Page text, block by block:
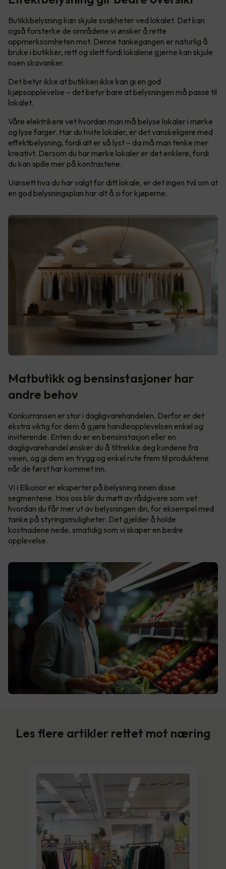
Butikkbelysning kan skjule svakheter ved lokalet. Det kan
også forsterke de områdene vi ønsker å rette
oppmerksomheten mot. Denne tankegangen er naturlig å
bruke i butikker, rett og slett fordi lokalene gjerne kan skjule
noen skavanker.
Det betyr ikke at butikken ikke kan gi en god
kjøpsopplevelse – det betyr bare at belysningen må passe til
lokalet.
Våre elektrikere vet hvordan man må belyse lokaler i mørke
og lyse farger. Har du hvite lokaler, er det vanskeligere med
effektbelysning, fordi alt er så lyst – da må man tenke mer
kreativt. Dersom du har mørke lokaler er det enklere, fordi
du kan spille mer på kontrastene.
Uansett hva du har valgt for ditt lokale, er det ingen tvil om at
en god belysningsplan har alt å si for kjøperne.
Matbutikk og bensinstasjoner har
andre behov
Konkurransen er stor i dagligvarehandelen. Derfor er det
ekstra viktig for dem å gjøre handleopplevelsen enkel og
inviterende. Enten du er en bensinstasjon eller en
dagligvarehandel ønsker du å tiltrekke deg kundene fra
veien, og gi dem en trygg og enkel rute frem til produktene
når de først har kommet inn.
Vi i Elkonor er eksperter på belysning innen disse
segmentene. Hos oss blir du møtt av rådgivere som vet
hvordan du får mer ut av belysningen din, for eksempel med
tanke på styringsmuligheter. Det gjelder å holde
kostnadene nede, smatidig som vi skaper en bedre
opplevelse.
Les flere artikler rettet mot næring